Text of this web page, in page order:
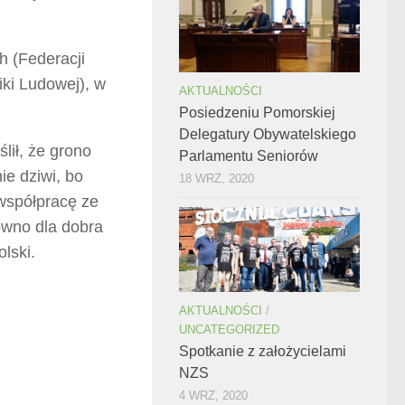
(Federacji
Ludowej), w
że grono
dziwi, bo
ze
dla dobra
AKTUALNOŚCI
Posiedzeniu Pomorskiej
Delegatury Obywatelskiego
Parlamentu Seniorów
18 WRZ, 2020
AKTUALNOŚCI /
UNCATEGORIZED
Spotkanie z założycielami
NZS
4 WRZ, 2020